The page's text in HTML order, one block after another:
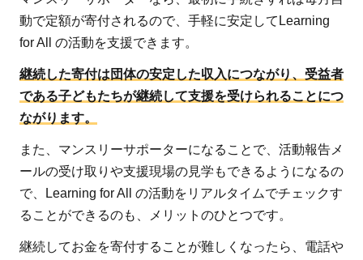
動で定額が寄付されるので、手軽に安定してLearning
for All の活動を支援できます。
継続した寄付は団体の安定した収入につながり、受益者
である子どもたちが継続して支援を受けられることにつ
ながります。
また、マンスリーサポーターになることで、活動報告メ
ールの受け取りや支援現場の見学もできるようになるの
で、Learning for All の活動をリアルタイムでチェックす
ることができるのも、メリットのひとつです。
継続してお金を寄付することが難しくなったら、電話や